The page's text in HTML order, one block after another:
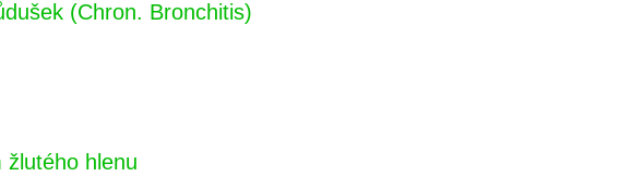
(Chron. Bronchitis)
žlutého hlenu